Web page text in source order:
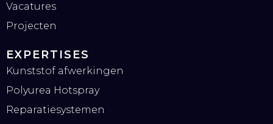
Vacatures
Projecten
EXPERTISES
Kunststof afwerkingen
Polyurea Hotspray
Reparatiesystemen